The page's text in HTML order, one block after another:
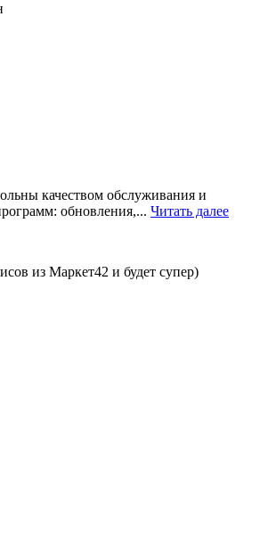
качеством обслуживания и
обновления,... Читать далее
из Маркет42 и будет супер)